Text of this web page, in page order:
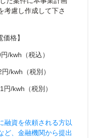
考慮し作成して下さ
格】
（税込）
/kwh（税別）
円/kwh（税別）
融資を依頼される方以
ど、金融機関から提出